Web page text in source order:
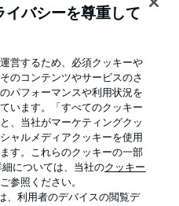
APP
イバシーを尊重して
営するため、必須クッキーや
のコンテンツやサービスのさ
パフォーマンスや利用状況を
います。「すべてのクッキー
、当社がマーケティングクッ
ャルメディアクッキーを使用
す。これらのクッキーの一部
については、当社のクッキー
参照ください。
、利用者のデバイスの閲覧デ